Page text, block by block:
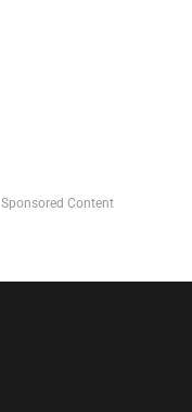
Sponsored Content